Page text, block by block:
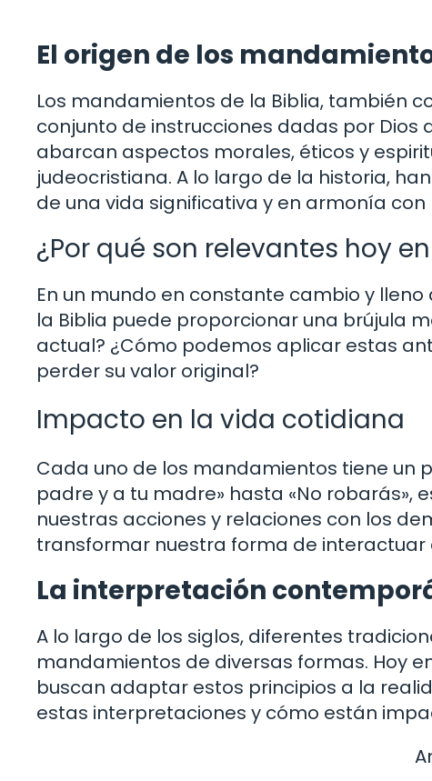
El origen de los
Los mandamientos de la Biblia, también
conjunto de instrucciones dadas por Dios
abarcan aspectos morales, éticos y
judeocristiana. A lo largo de la historia,
de una vida significativa y en armonía con
¿Por qué son relevantes hoy
En un mundo en constante cambio y
la Biblia puede proporcionar una brújula
actual? ¿Cómo podemos aplicar estas
perder su valor original?
Impacto en la vida cotidiana
Cada uno de los mandamientos tiene un
padre y a tu madre» hasta «No robarás»,
nuestras acciones y relaciones con los
transformar nuestra forma de interactuar
La interpretación
A lo largo de los siglos, diferentes
mandamientos de diversas formas. Hoy
buscan adaptar estos principios a la
estas interpretaciones y cómo están